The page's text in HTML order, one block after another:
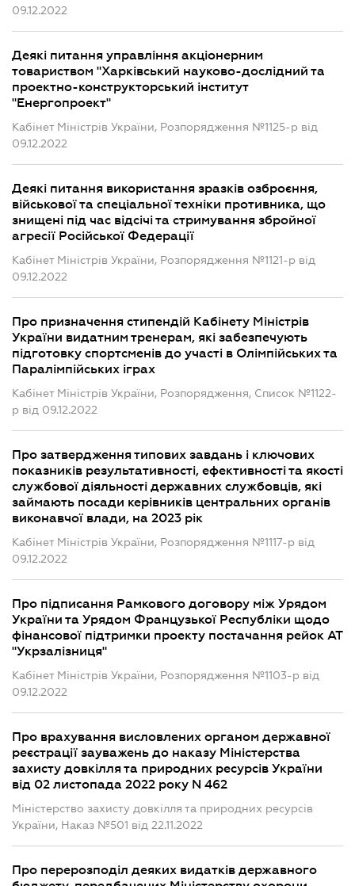
09.12.2022
Деякі питання управління акціонерним
товариством "Харківський науково-дослідний та
проектно-конструкторський інститут
"Енергопроект"
Кабінет Міністрів України, Розпорядження №1125-р від
09.12.2022
Деякі питання використання зразків озброєння,
військової та спеціальної техніки противника, що
знищені під час відсічі та стримування збройної
агресії Російської Федерації
Кабінет Міністрів України, Розпорядження №1121-р від
09.12.2022
Про призначення стипендій Кабінету Міністрів
України видатним тренерам, які забезпечують
підготовку спортсменів до участі в Олімпійських та
Паралімпійських іграх
Кабінет Міністрів України, Розпорядження, Список №1122-
р від 09.12.2022
Про затвердження типових завдань і ключових
показників результативності, ефективності та якості
службової діяльності державних службовців, які
займають посади керівників центральних органів
виконавчої влади, на 2023 рік
Кабінет Міністрів України, Розпорядження №1117-р від
09.12.2022
Про підписання Рамкового договору між Урядом
України та Урядом Французької Республіки щодо
фінансової підтримки проекту постачання рейок АТ
"Укрзалізниця"
Кабінет Міністрів України, Розпорядження №1103-р від
09.12.2022
Про врахування висловлених органом державної
реєстрації зауважень до наказу Міністерства
захисту довкілля та природних ресурсів України
від 02 листопада 2022 року N 462
Міністерство захисту довкілля та природних ресурсів
України, Наказ №501 від 22.11.2022
Про перерозподіл деяких видатків державного